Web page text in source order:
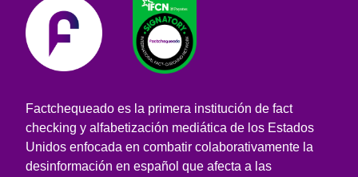
Factchequeado es la primera institución de fact
checking y alfabetización mediática de los Estados
Unidos enfocada en combatir colaborativamente la
desinformación en español que afecta a las